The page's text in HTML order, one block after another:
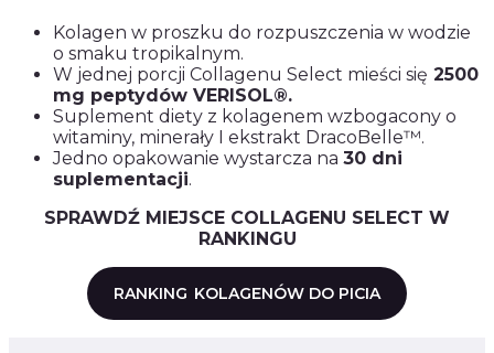
Kolagen w proszku do rozpuszczenia w wodzie
o smaku tropikalnym.
W jednej porcji Collagenu Select mieści się 2500
mg peptydów VERISOL®.
Suplement diety z kolagenem wzbogacony o
witaminy, minerały I ekstrakt DracoBelle™.
Jedno opakowanie wystarcza na 30 dni
suplementacji.
SPRAWDŹ MIEJSCE COLLAGENU SELECT W
RANKINGU
RANKING KOLAGENÓW DO PICIA